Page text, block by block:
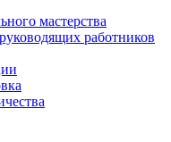
мастерства
работников